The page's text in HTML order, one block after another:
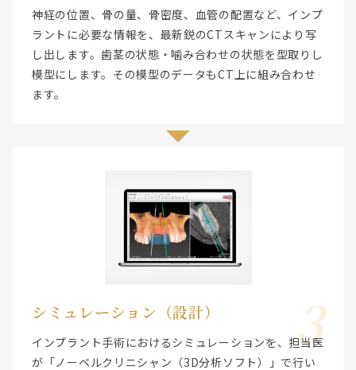
神経の位置、骨の量、骨密度、血管の配置など、インプ
ラントに必要な情報を、最新鋭のCTスキャンにより写
し出します。歯茎の状態・噛み合わせの状態を型取りし
模型にします。その模型のデータもCT上に組み合わせ
ます。
3
シミュレーション（設計）
インプラント手術におけるシミュレーションを、担当医
が「ノーベルクリニシャン（3D分析ソフト）」で行い